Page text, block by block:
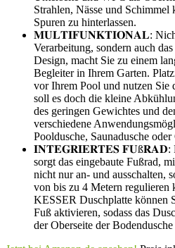
Strahlen, Nässe und Schimmel
Spuren zu hinterlassen.
𝐌𝐔𝐋𝐓𝐈𝐅𝐔𝐍𝐊𝐓𝐈𝐎𝐍𝐀𝐋: Nicht
Verarbeitung, sondern auch
Design, macht Sie zu einem
Begleiter in Ihrem Garten.
vor Ihrem Pool und nutzen Sie
soll es doch die kleine
des geringen Gewichtes und
verschiedene
Pooldusche, Saunadusche
𝐈𝐍𝐓𝐄𝐆𝐑𝐈𝐄𝐑𝐓𝐄𝐒 𝐅𝐔ß𝐑𝐀𝐃:
sorgt das eingebaute Fußrad,
nicht nur an- und ausschalten,
von bis zu 4 Metern regulieren
KESSER Duschplatte können
Fuß aktivieren, sodass das
der Oberseite der